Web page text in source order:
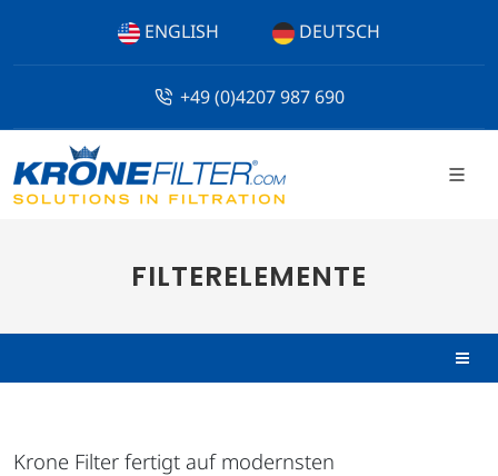
ENGLISH DEUTSCH
+49 (0)4207 987 690
FILTERELEMENTE
Krone Filter fertigt auf modernsten